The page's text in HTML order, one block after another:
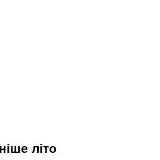
літо